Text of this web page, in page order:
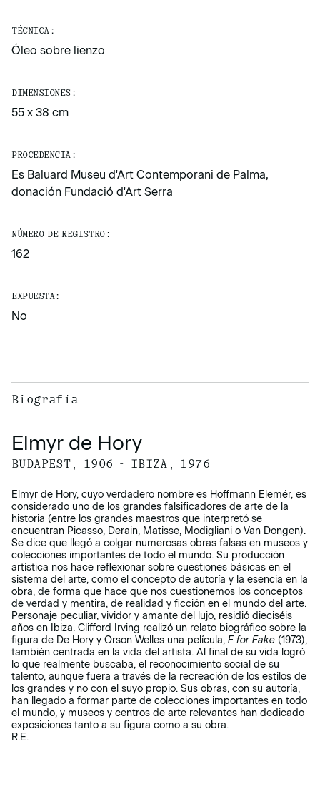
TÉCNICA:
Óleo sobre lienzo
DIMENSIONES:
55 x 38 cm
PROCEDENCIA:
Es Baluard Museu d'Art Contemporani de Palma,
donación Fundació d'Art Serra
NÚMERO DE REGISTRO:
162
EXPUESTA:
No
Biografía
Elmyr de Hory
BUDAPEST, 1906 - IBIZA, 1976
Elmyr de Hory, cuyo verdadero nombre es Hoffmann Elemér, es
considerado uno de los grandes falsificadores de arte de la
historia (entre los grandes maestros que interpretó se
encuentran Picasso, Derain, Matisse, Modigliani o Van Dongen).
Se dice que llegó a colgar numerosas obras falsas en museos y
colecciones importantes de todo el mundo. Su producción
artística nos hace reflexionar sobre cuestiones básicas en el
sistema del arte, como el concepto de autoría y la esencia en la
obra, de forma que hace que nos cuestionemos los conceptos
de verdad y mentira, de realidad y ficción en el mundo del arte.
Personaje peculiar, vividor y amante del lujo, residió dieciséis
años en Ibiza. Clifford Irving realizó un relato biográfico sobre la
figura de De Hory y Orson Welles una película, F for Fake (1973),
también centrada en la vida del artista. Al final de su vida logró
lo que realmente buscaba, el reconocimiento social de su
talento, aunque fuera a través de la recreación de los estilos de
los grandes y no con el suyo propio. Sus obras, con su autoría,
han llegado a formar parte de colecciones importantes en todo
el mundo, y museos y centros de arte relevantes han dedicado
exposiciones tanto a su figura como a su obra.
R.E.